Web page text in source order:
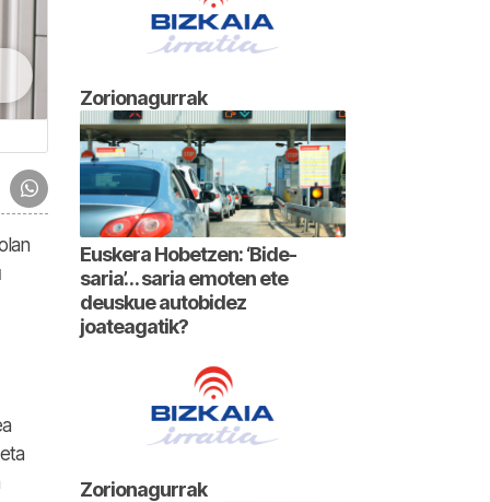
Zorionagurrak
Euskera Hobetzen: ‘Bide-
saria’… saria emoten ete
deuskue autobidez
joateagatik?
Zorionagurrak